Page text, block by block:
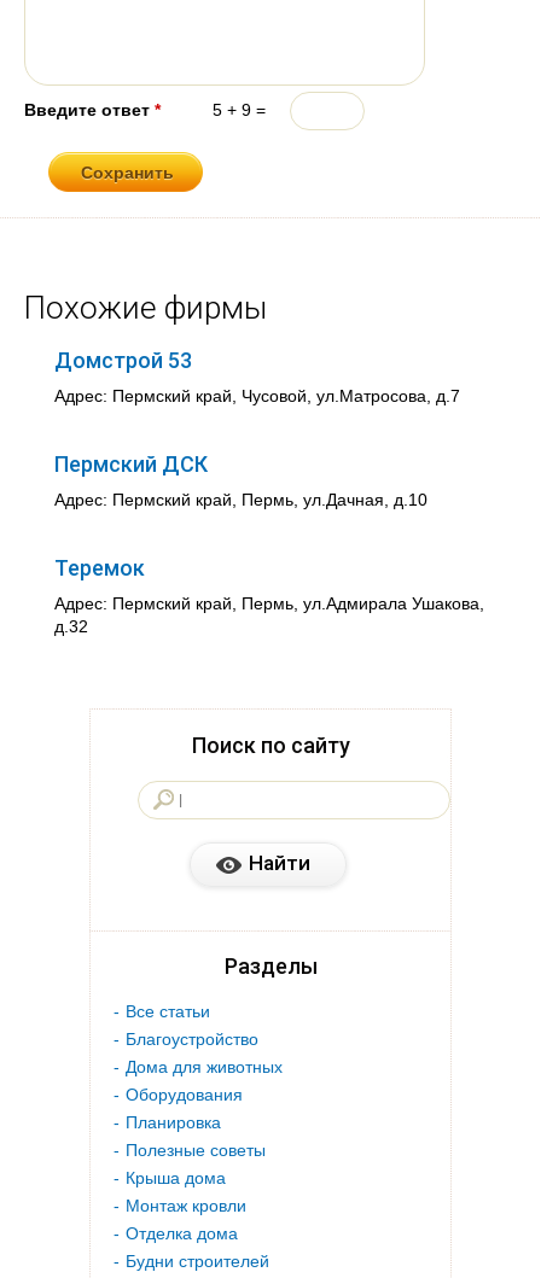
Введите ответ * 5 + 9 =
Похожие фирмы
Домстрой 53
Адрес: Пермский край, Чусовой, ул.Матросова, д.7
Пермский ДСК
Адрес: Пермский край, Пермь, ул.Дачная, д.10
Теремок
Адрес: Пермский край, Пермь, ул.Адмирала Ушакова,
д.32
Поиск по сайту
Разделы
Все статьи
Благоустройство
Дома для животных
Оборудования
Планировка
Полезные советы
Крыша дома
Монтаж кровли
Отделка дома
Будни строителей